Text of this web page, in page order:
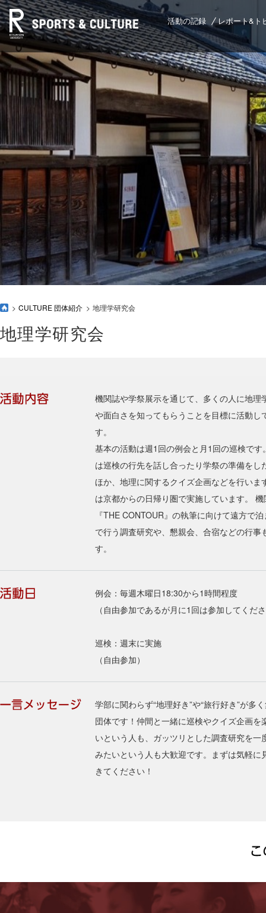
活動の記録 レポート&ト
CULTURE 団体紹介 地理学研究会
地理学研究会
機関誌や学祭展示を通じて、多くの人に地理
や面白さを知ってもらうことを目標に活動し
す。
基本の活動は週1回の例会と月1回の巡検です
は巡検の行先を話し合ったり学祭の準備をし
ほか、地理に関するクイズ企画などを行いま
は京都からの日帰り圏で実施しています。 機
『THE CONTOUR』の執筆に向けて遠方で
で行う調査研究や、懇親会、合宿などの行事
す。
例会：毎週木曜日18:30から1時間程度
（自由参加であるが月に1回は参加してくだ
巡検：週末に実施
（自由参加）
学部に関わらず“地理好き”や“旅行好き”が多
団体です！仲間と一緒に巡検やクイズ企画を
いという人も、ガッツリとした調査研究を一
みたいという人も大歓迎です。まずは気軽に
きてください！